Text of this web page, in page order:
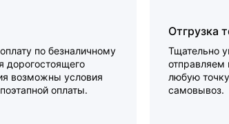
по безналичному
дорогостоящего
возможны условия
оплаты.
Отгрузка
Тщательно
любую
самовывоз.